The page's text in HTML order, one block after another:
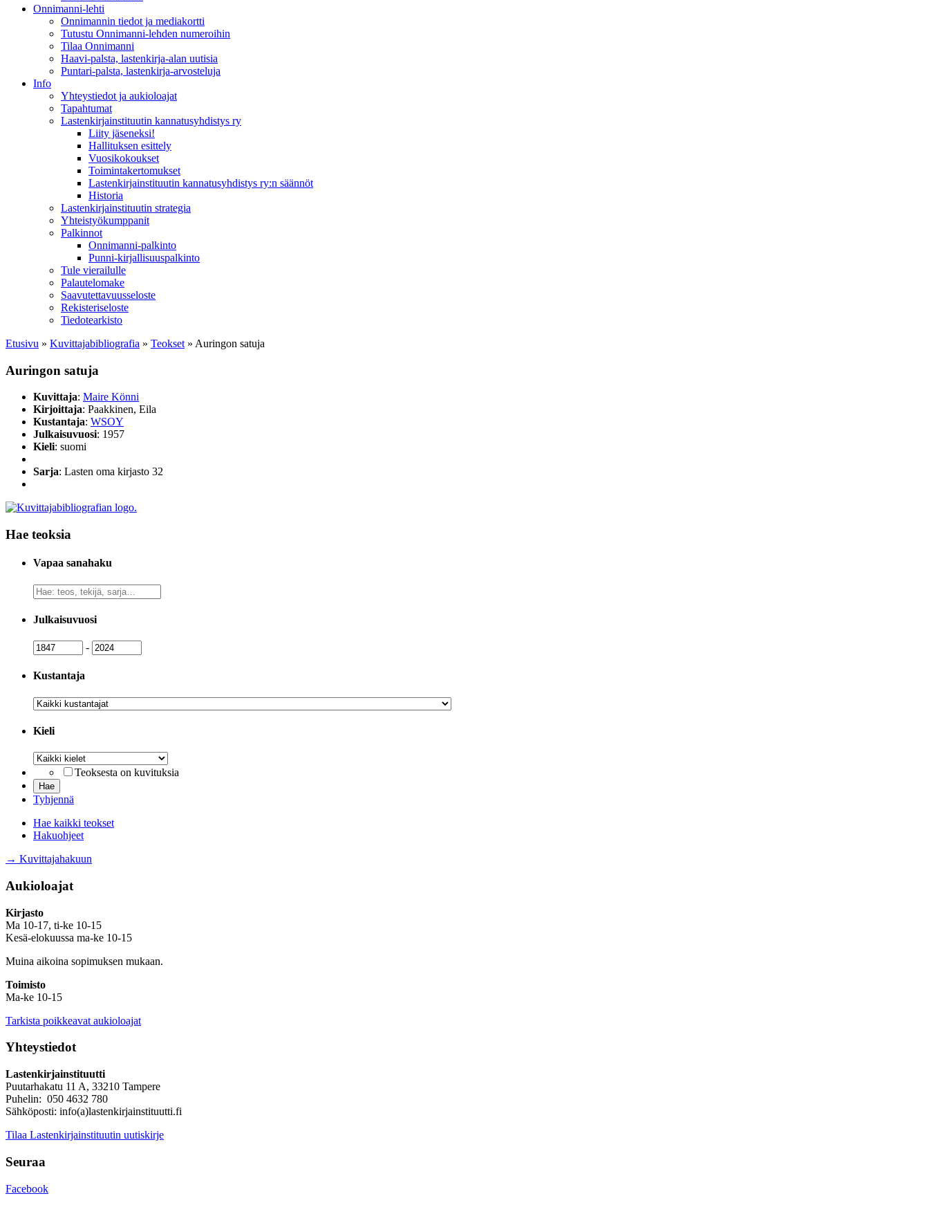
Onnimanni-lehti
Onnimannin tiedot ja mediakortti
Tutustu Onnimanni-lehden numeroihin
Tilaa Onnimanni
Haavi-palsta, lastenkirja-alan uutisia
Puntari-palsta, lastenkirja-arvosteluja
Info
Yhteystiedot ja aukioloajat
Tapahtumat
Lastenkirjainstituutin kannatusyhdistys ry
Liity jäseneksi!
Hallituksen esittely
Vuosikokoukset
Toimintakertomukset
Lastenkirjainstituutin kannatusyhdistys ry:n säännöt
Historia
Lastenkirjainstituutin strategia
Yhteistyökumppanit
Palkinnot
Onnimanni-palkinto
Punni-kirjallisuuspalkinto
Tule vierailulle
Palautelomake
Saavutettavuusseloste
Rekisteriseloste
Tiedotearkisto
Etusivu » Kuvittaja­bibliografia » Teokset » Auringon satuja
Auringon satuja
Kuvittaja: Maire Könni
Kirjoittaja: Paakkinen, Eila
Kustantaja: WSOY
Julkaisuvuosi: 1957
Kieli: suomi
Sarja: Lasten oma kirjasto 32
Hae teoksia
Vapaa sanahaku
Vapaa
sanahaku
Julkaisuvuosi
Julkaisuvuosi
- Julkaisuvuosi
Kustantaja
Kustantaja
Kieli
Kieli
Teoksesta on kuvituksia
Tyhjennä
Hae kaikki teokset
Hakuohjeet
→ Kuvittajahakuun
Aukioloajat
Kirjasto
Ma 10-17, ti-ke 10-15
Kesä-elokuussa ma-ke 10-15
Muina aikoina sopimuksen mukaan.
Toimisto
Ma-ke 10-15
Tarkista poikkeavat aukioloajat
Yhteystiedot
Lastenkirjainstituutti
Puutarhakatu 11 A, 33210 Tampere
Puhelin: 050 4632 780
Sähköposti: info(a)lastenkirjainstituutti.fi
Tilaa Lastenkirjainstituutin uutiskirje
Seuraa
Facebook